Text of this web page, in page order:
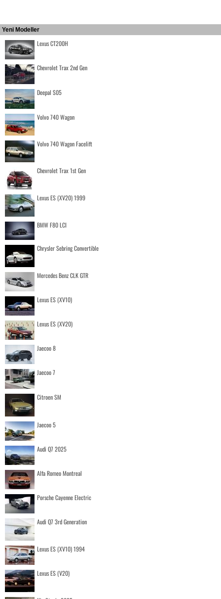
Yeni Modeller
Lexus CT200H
Chevrolet Trax 2nd Gen
Deepal S05
Volvo 740 Wagon
Volvo 740 Wagon Facelift
Chevrolet Trax 1st Gen
Lexus ES (XV20) 1999
BMW F80 LCI
Chrysler Sebring Convertible
Mercedes Benz CLK GTR
Lexus ES (XV10)
Lexus ES (XV20)
Jaecoo 8
Jaecoo 7
Citroen SM
Jaecoo 5
Audi Q7 2025
Alfa Romeo Montreal
Porsche Cayenne Electric
Audi Q7 3rd Generation
Lexus ES (XV10) 1994
Lexus ES (V20)